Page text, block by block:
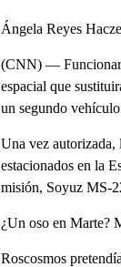
Ángela Reyes
(CNN) —
espacial que
un segundo
Una vez autorizada,
estacionados en la
misión, Soyuz MS-
¿Un oso en Marte?
Roscosmos